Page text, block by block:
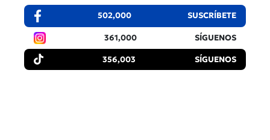
502,000 SUSCRÍBETE
361,000 SÍGUENOS
356,003 SÍGUENOS